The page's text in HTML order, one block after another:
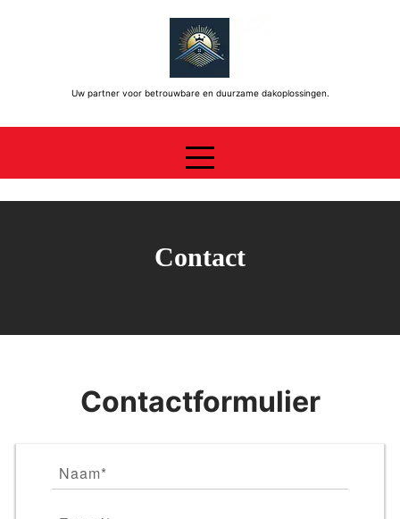
Uw partner voor betrouwbare en duurzame dakoplossingen.
Contact
Contactformulier